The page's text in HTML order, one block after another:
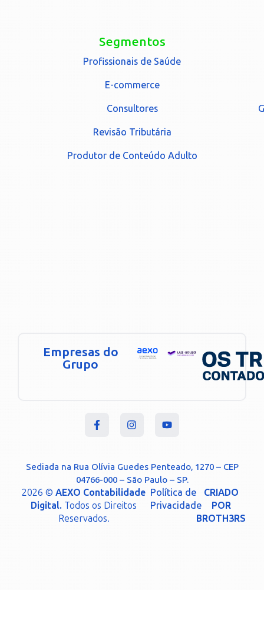
Segmentos
Profissionais de Saúde
E-commerce
Consultores
Revisão Tributária
Produtor de Conteúdo Adulto
Empresas do
Grupo
Sediada na Rua Olívia Guedes Penteado, 1270 – CEP
04766-000 – São Paulo – SP.
2026 ©AEXO Contabilidade
Digital. Todos os Direitos
Reservados.
Política de
Privacidade
CRIADO
POR
BROTH3RS